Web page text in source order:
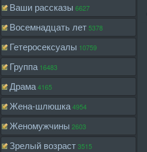
Ваши рассказы 6627
Восемнадцать лет5378
Гетеросексуалы 10759
Группа 16483
Драма4165
Жена-шлюшка4954
Женомужчины 2603
Зрелый возраст3515